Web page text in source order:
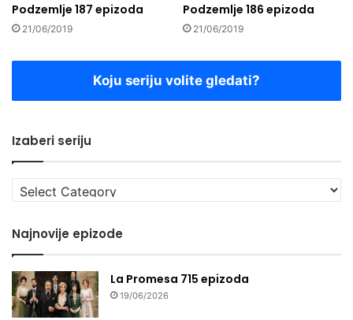
Podzemlje 187 epizoda
21/06/2019
Podzemlje 186 epizoda
21/06/2019
Koju seriju volite gledati?
Izaberi seriju
Izaberi
seriju
Najnovije epizode
La Promesa 715 epizoda
19/06/2026